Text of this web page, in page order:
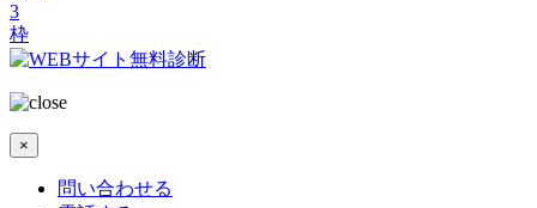
3
枠
×
問い合わせる